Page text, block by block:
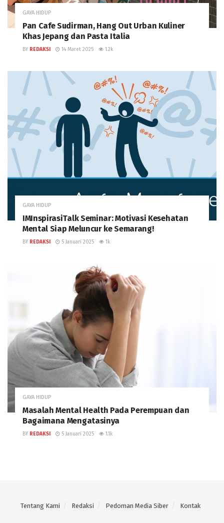
GAYA HIDUP
Pan Cafe Sudirman, Hang Out Urban Kuliner
Khas Jepang dan Pasta Italia
BY REDAKSI 14 Maret 2025 1.2k
GAYA HIDUP
IMInspirasiTalk Seminar: Motivasi Kesehatan
Mental Siap Meluncur ke Semarang!
BY REDAKSI 5 Januari 2025 1k
GAYA HIDUP
Masalah Mental Health Pada Perempuan dan
Bagaimana Mengatasinya
BY REDAKSI 5 Januari 2025 1.1k
Tentang Kami Redaksi Pedoman Media Siber Kontak